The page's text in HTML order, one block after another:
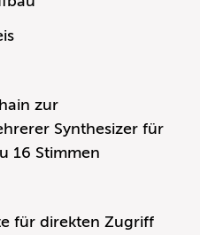
zur
Synthesizer für
16 Stimmen
für direkten Zugriff